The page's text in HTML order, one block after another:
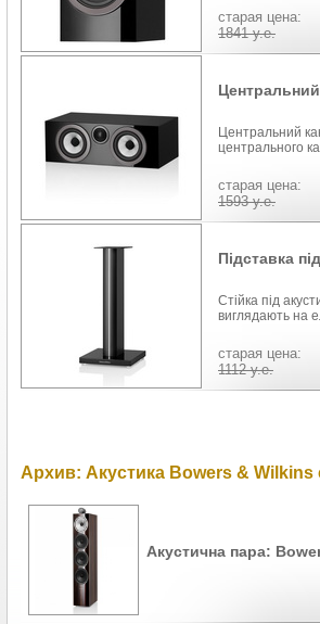
cтарая цена:
1841 у.е.
Центральний
центрального
cтарая цена:
1593 у.е.
Підставка
Стійка під
виглядають на
cтарая цена:
1112 у.е.
Архив: Акустика Bowers & Wilkins
Акустична пара: